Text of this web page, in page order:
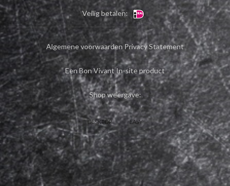
Veilig betalen:
Algemene voorwaarden Privacy Statement
Een Bon Vivant In-site product
Shop weergave:
DESKTOP EASY